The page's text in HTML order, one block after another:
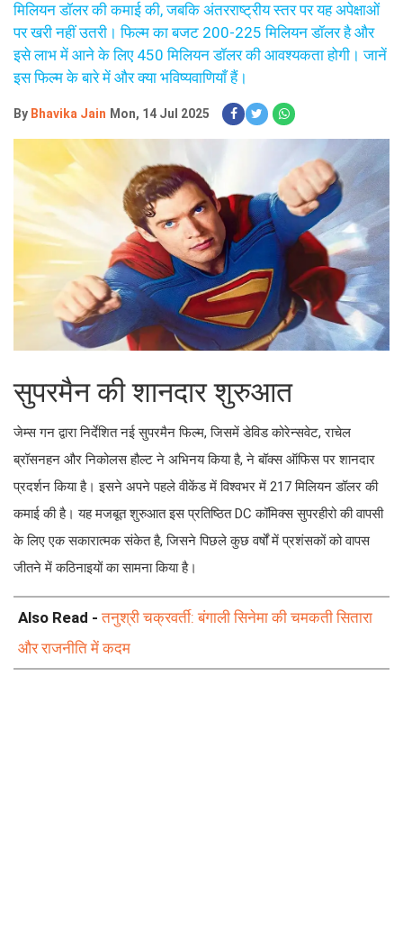
मिलियन डॉलर की कमाई की, जबकि अंतरराष्ट्रीय स्तर पर यह अपेक्षाओं
पर खरी नहीं उतरी। फिल्म का बजट 200-225 मिलियन डॉलर है और
इसे लाभ में आने के लिए 450 मिलियन डॉलर की आवश्यकता होगी। जानें
इस फिल्म के बारे में और क्या भविष्यवाणियाँ हैं।
By Bhavika Jain Mon, 14 Jul 2025
सुपरमैन की शानदार शुरुआत
जेम्स गन द्वारा निर्देशित नई सुपरमैन फिल्म, जिसमें डेविड कोरेन्सवेट, राचेल
ब्रॉसनहन और निकोलस हौल्ट ने अभिनय किया है, ने बॉक्स ऑफिस पर शानदार
प्रदर्शन किया है। इसने अपने पहले वीकेंड में विश्वभर में 217 मिलियन डॉलर की
कमाई की है। यह मजबूत शुरुआत इस प्रतिष्ठित DC कॉमिक्स सुपरहीरो की वापसी
के लिए एक सकारात्मक संकेत है, जिसने पिछले कुछ वर्षों में प्रशंसकों को वापस
जीतने में कठिनाइयों का सामना किया है।
Also Read -तनुश्री चक्रवर्ती: बंगाली सिनेमा की चमकती सितारा
और राजनीति में कदम